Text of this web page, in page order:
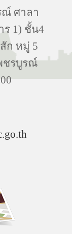
ณ์ ศาลา
ร 1) ชั้น4
ก หมู่ 5
ชรบูรณ์